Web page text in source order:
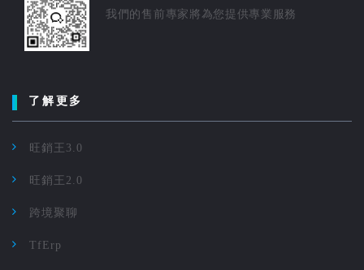
我們的售前專家將為您提供專業服務
了解更多
旺銷王3.0
旺銷王2.0
跨境聚聊
TfErp